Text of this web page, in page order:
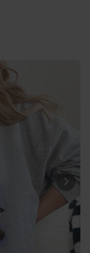
Comprato
Comprato
più di 9.900